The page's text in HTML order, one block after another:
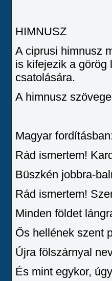
HIMNUSZ
A ciprusi himnusz
is kifejezik a görög
csatolására.
A himnusz
Magyar
Rád ismertem!
Büszkén jobbra-
Rád ismertem!
Minden földet
Ős hellének szent
Újra fölszárnyal
És mint egykor,